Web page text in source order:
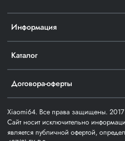
Информация
Каталог
Договора-оферты
Xiaomi64. Все права защищены.
Сайт носит исключительно
является публичной офертой,